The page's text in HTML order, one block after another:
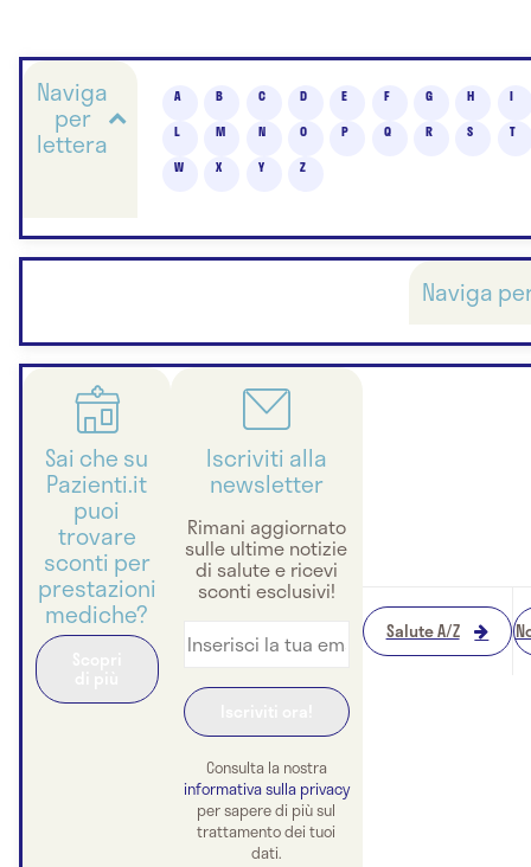
Naviga
per
lettera
A B C D E F G H
I
L
M N O P Q R S
T
W
X Y Z
Naviga
Sai che su
Pazienti.it
puoi
trovare
sconti per
prestazioni
mediche?
Iscriviti alla
newsletter
Rimani aggiornato
sulle ultime notizie
di salute e ricevi
sconti esclusivi!
Consulta la nostra
informativa sulla privacy
per sapere di più sul
trattamento dei tuoi
dati.
Salute A/Z